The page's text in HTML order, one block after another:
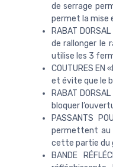
de serrage
permet la mise
RABAT
de rallonger le
utilise les 3
COUTURES
et évite que le
RABAT
bloquer
PASSANTS
permettent au
cette partie du
BANDE